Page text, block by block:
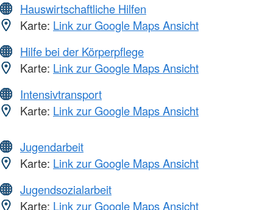
Hauswirtschaftliche Hilfen
Karte: Link zur Google Maps Ansicht
Hilfe bei der Körperpflege
Karte: Link zur Google Maps Ansicht
Intensivtransport
Karte: Link zur Google Maps Ansicht
Jugendarbeit
Karte: Link zur Google Maps Ansicht
Jugendsozialarbeit
Karte: Link zur Google Maps Ansicht